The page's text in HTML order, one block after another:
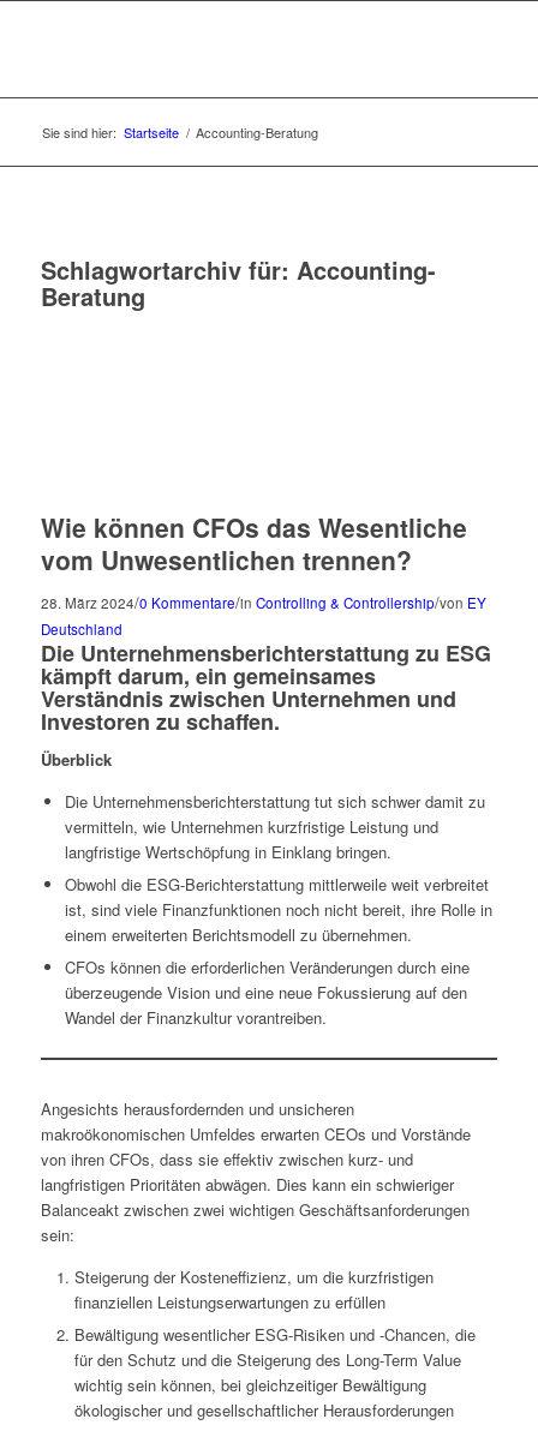
Sie sind hier: Startseite / Accounting-Beratung
Schlagwortarchiv für: Accounting-
Beratung
Wie können CFOs das Wesentliche
vom Unwesentlichen trennen?
28. März 2024/0 Kommentare/in Controlling & Controllership/von EY
Deutschland
Die Unternehmensberichterstattung zu ESG
kämpft darum, ein gemeinsames
Verständnis zwischen Unternehmen und
Investoren zu schaffen.
Überblick
Die Unternehmensberichterstattung tut sich schwer damit zu
vermitteln, wie Unternehmen kurzfristige Leistung und
langfristige Wertschöpfung in Einklang bringen.
Obwohl die ESG-Berichterstattung mittlerweile weit verbreitet
ist, sind viele Finanzfunktionen noch nicht bereit, ihre Rolle in
einem erweiterten Berichtsmodell zu übernehmen.
CFOs können die erforderlichen Veränderungen durch eine
überzeugende Vision und eine neue Fokussierung auf den
Wandel der Finanzkultur vorantreiben.
Angesichts herausfordernden und unsicheren
makroökonomischen Umfeldes erwarten CEOs und Vorstände
von ihren CFOs, dass sie effektiv zwischen kurz- und
langfristigen Prioritäten abwägen. Dies kann ein schwieriger
Balanceakt zwischen zwei wichtigen Geschäftsanforderungen
sein:
Steigerung der Kosteneffizienz, um die kurzfristigen
finanziellen Leistungserwartungen zu erfüllen
Bewältigung wesentlicher ESG-Risiken und ‑Chancen, die
für den Schutz und die Steigerung des Long-Term Value
wichtig sein können, bei gleichzeitiger Bewältigung
ökologischer und gesellschaftlicher Herausforderungen